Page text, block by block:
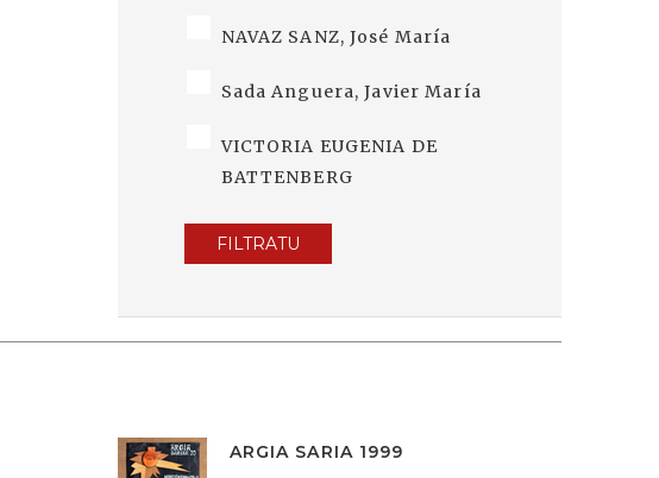
NAVAZ SANZ, José María
Sada Anguera, Javier María
VICTORIA EUGENIA DE
BATTENBERG
FILTRATU
ARGIA SARIA 1999